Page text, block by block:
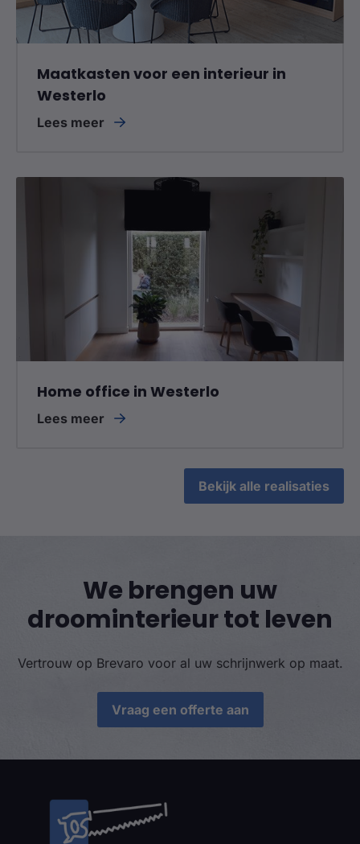
Maatkasten voor een interieur in
Westerlo
Lees meer
Home office in Westerlo
Lees meer
Bekijk alle realisaties
We brengen uw
droominterieur tot leven
Vertrouw op Brevaro voor al uw schrijnwerk op maat.
Vraag een offerte aan